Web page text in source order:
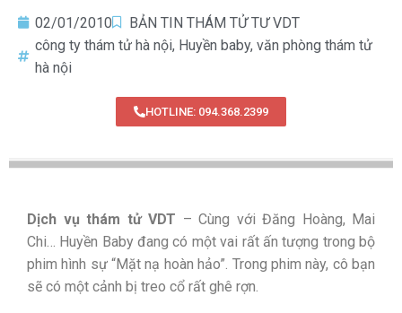
02/01/2010
BẢN TIN THÁM TỬ TƯ VDT
công ty thám tử hà nội, Huyền baby, văn phòng thám tử
hà nội
HOTLINE: 094.368.2399
Dịch vụ thám tử VDT – Cùng với Đăng Hoàng, Mai
Chi… Huyền Baby đang có một vai rất ấn tượng trong bộ
phim hình sự “Mặt nạ hoàn hảo”. Trong phim này, cô bạn
sẽ có một cảnh bị treo cổ rất ghê rợn.